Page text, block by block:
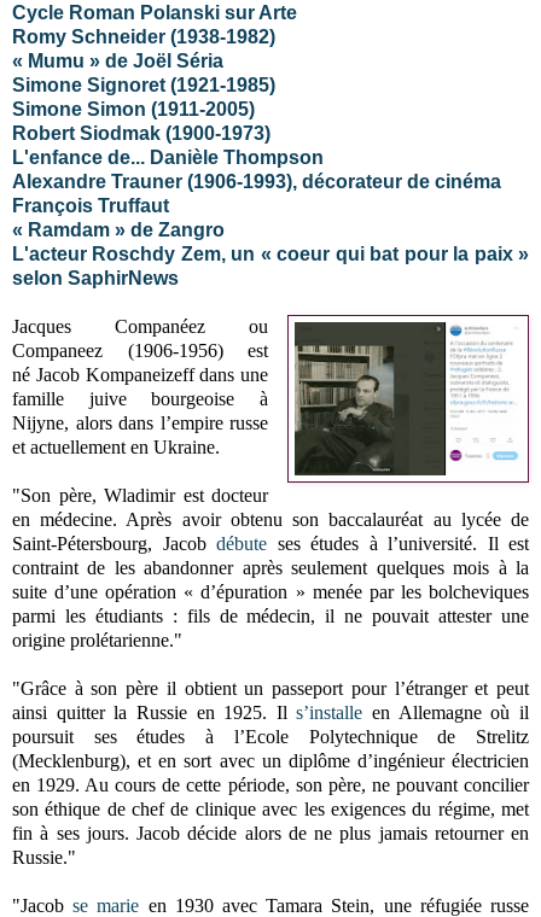
Cycle Roman Polanski sur Arte
Romy Schneider (1938-1982)
« Mumu » de Joël Séria
Simone Signoret (1921-1985)
Simone Simon (1911-2005)
Robert Siodmak (1900-1973)
L'enfance de... Danièle Thompson
Alexandre Trauner (1906-1993), décorateur de cinéma
François Truffaut
« Ramdam » de Zangro
L'acteur Roschdy Zem, un « coeur qui bat pour la paix »
selon SaphirNews
Jacques Companéez ou
Companeez (1906-1956) est
né Jacob Kompaneizeff dans une
famille juive bourgeoise à
Nijyne, alors dans l’empire russe
et actuellement en Ukraine.
"Son père, Wladimir est docteur
en médecine. Après avoir obtenu son baccalauréat au lycée de
Saint-Pétersbourg, Jacob débute ses études à l’université. Il est
contraint de les abandonner après seulement quelques mois à la
suite d’une opération « d’épuration » menée par les bolcheviques
parmi les étudiants : fils de médecin, il ne pouvait attester une
origine prolétarienne."
"Grâce à son père il obtient un passeport pour l’étranger et peut
ainsi quitter la Russie en 1925. Ils’installe en Allemagne où il
poursuit ses études à l’Ecole Polytechnique de Strelitz
(Mecklenburg), et en sort avec un diplôme d’ingénieur électricien
en 1929. Au cours de cette période, son père, ne pouvant concilier
son éthique de chef de clinique avec les exigences du régime, met
fin à ses jours. Jacob décide alors de ne plus jamais retourner en
Russie."
"Jacobse marie en 1930 avec Tamara Stein, une réfugiée russe